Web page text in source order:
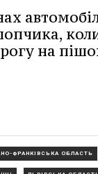
на
ФРАНКІВСЬКА ОБЛАСТЬ